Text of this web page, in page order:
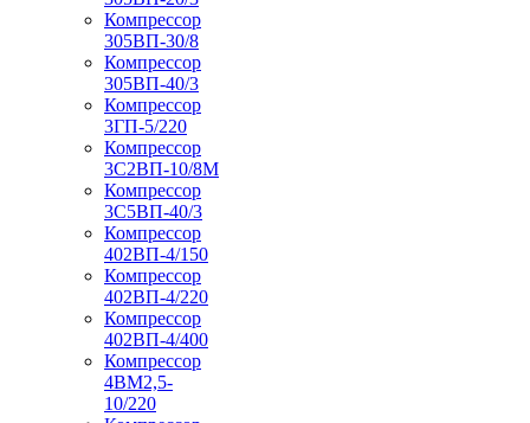
Компрессор
305ВП-30/8
Компрессор
305ВП-40/3
Компрессор
3ГП-5/220
Компрессор
3С2ВП-10/8М
Компрессор
3С5ВП-40/3
Компрессор
402ВП-4/150
Компрессор
402ВП-4/220
Компрессор
402ВП-4/400
Компрессор
4ВМ2,5-
10/220